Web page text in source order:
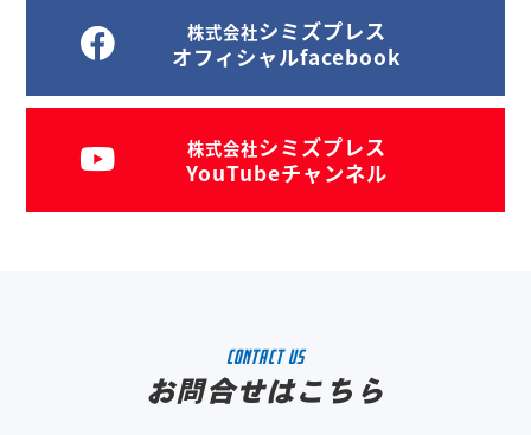
株式会社シミズプレス
オフィシャルfacebook
株式会社シミズプレス
YouTubeチャンネル
CONTACT US
お問合せはこちら